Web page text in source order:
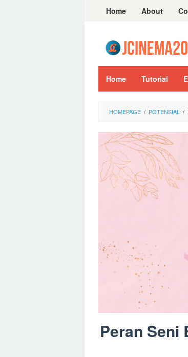
Home About
Home Tutorial
HOMEPAGE / POTENSIAL /
Peran Seni